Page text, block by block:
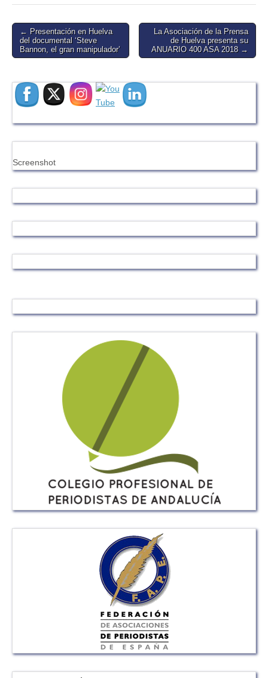
Post
navigation
← Presentación en Huelva
del documental ‘Steve
Bannon, el gran manipulador’
La Asociación de la Prensa
de Huelva presenta su
ANUARIO 400 ASA 2018 →
Screenshot